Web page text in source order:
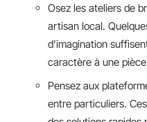
Osez les ateliers de
artisan local.
d’imagination
caractère à une
Pensez aux
entre particuliers.